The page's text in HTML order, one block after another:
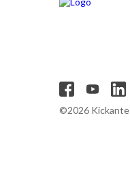
©2026 Kickante